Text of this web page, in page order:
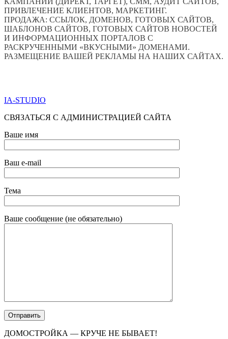
ПРИВЛЕЧЕНИЕ КЛИЕНТОВ, МАРКЕТИНГ.
ПРОДАЖА: ССЫЛОК, ДОМЕНОВ, ГОТОВЫХ САЙТОВ,
ШАБЛОНОВ САЙТОВ, ГОТОВЫХ САЙТОВ НОВОСТЕЙ
И ИНФОРМАЦИОННЫХ ПОРТАЛОВ С
РАСКРУЧЕННЫМИ «ВКУСНЫМИ» ДОМЕНАМИ.
РАЗМЕЩЕНИЕ ВАШЕЙ РЕКЛАМЫ НА НАШИХ САЙТАХ.
IA-STUDIO
СВЯЗАТЬСЯ С АДМИНИСТРАЦИЕЙ САЙТА
Ваше имя
Ваш e-mail
Тема
Ваше сообщение (не обязательно)
ДОМОСТРОЙКА — КРУЧЕ НЕ БЫВАЕТ!